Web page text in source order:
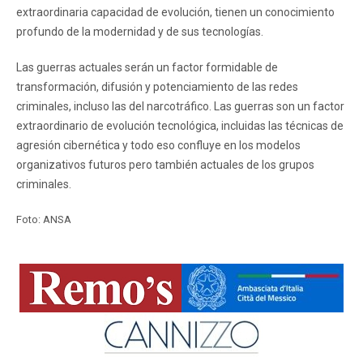
extraordinaria capacidad de evolución, tienen un conocimiento
profundo de la modernidad y de sus tecnologías.
Las guerras actuales serán un factor formidable de
transformación, difusión y potenciamiento de las redes
criminales, incluso las del narcotráfico. Las guerras son un factor
extraordinario de evolución tecnológica, incluidas las técnicas de
agresión cibernética y todo eso confluye en los modelos
organizativos futuros pero también actuales de los grupos
criminales.
Foto: ANSA